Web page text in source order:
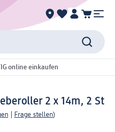
online einkaufen
2 x 14m, 2 St
Frage stellen)